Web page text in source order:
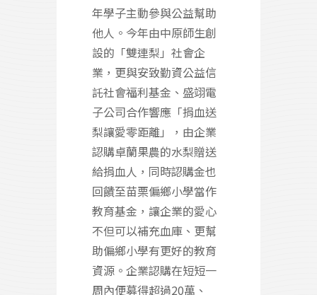
年學子主動參與公益幫助
他人。今年由中原師生創
設的「雙連梨」社會企
業，更與安致勤資公益信
託社會福利基金、盛翊電
子公司合作響應「捐血送
梨讓愛零距離」，由企業
認購卓蘭果農的水梨贈送
給捐血人，同時認購金也
回饋至苗栗偏鄉小學當作
教育基金，讓企業的愛心
不但可以補充血庫、更幫
助偏鄉小學有更好的教育
資源。企業認購在短短一
周內便募得超過20萬、